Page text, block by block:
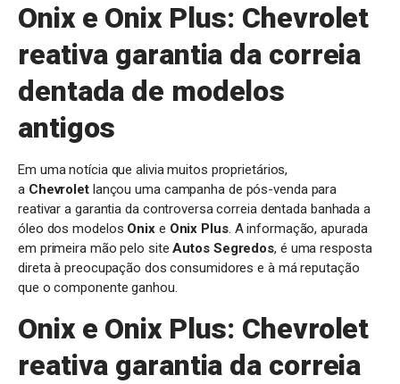
Onix e Onix Plus: Chevrolet
reativa garantia da correia
dentada de modelos
antigos
Em uma notícia que alivia muitos proprietários,
a Chevroletlançou uma campanha de pós-venda para
reativar a garantia da controversa correia dentada banhada a
óleo dos modelos Onixe Onix Plus. A informação, apurada
em primeira mão pelo siteAutos Segredos, é uma resposta
direta à preocupação dos consumidores e à má reputação
que o componente ganhou.
Onix e Onix Plus: Chevrolet
reativa garantia da correia